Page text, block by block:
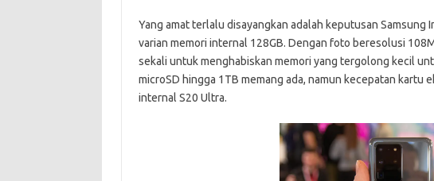
Yang amat terlalu disayangkan adalah keputusan
varian memori internal 128GB. Dengan foto beresolusi
sekali untuk menghabiskan memori yang tergolong kecil
microSD hingga 1TB memang ada, namun kecepatan kartu
internal S20 Ultra.